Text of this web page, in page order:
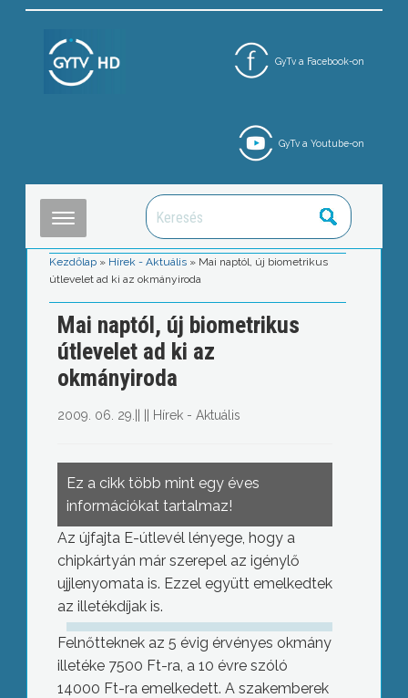
GyTv a Facebook-on
GyTv a Youtube-on
Kezdőlap » Hírek - Aktuális » Mai naptól, új biometrikus
útlevelet ad ki az okmányiroda
Mai naptól, új biometrikus
útlevelet ad ki az
okmányiroda
2009. 06. 29. Hírek - Aktuális
Ez a cikk több mint egy éves
információkat tartalmaz!
Az újfajta E-útlevél lényege, hogy a
chipkártyán már szerepel az igénylő
ujjlenyomata is. Ezzel együtt emelkedtek
az illetékdíjak is.
Felnőtteknek az 5 évig érvényes okmány
illetéke 7500 Ft-ra, a 10 évre szóló
14000 Ft-ra emelkedett. A szakemberek